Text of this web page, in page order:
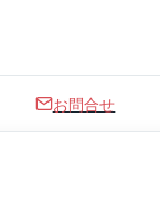
お問合せ